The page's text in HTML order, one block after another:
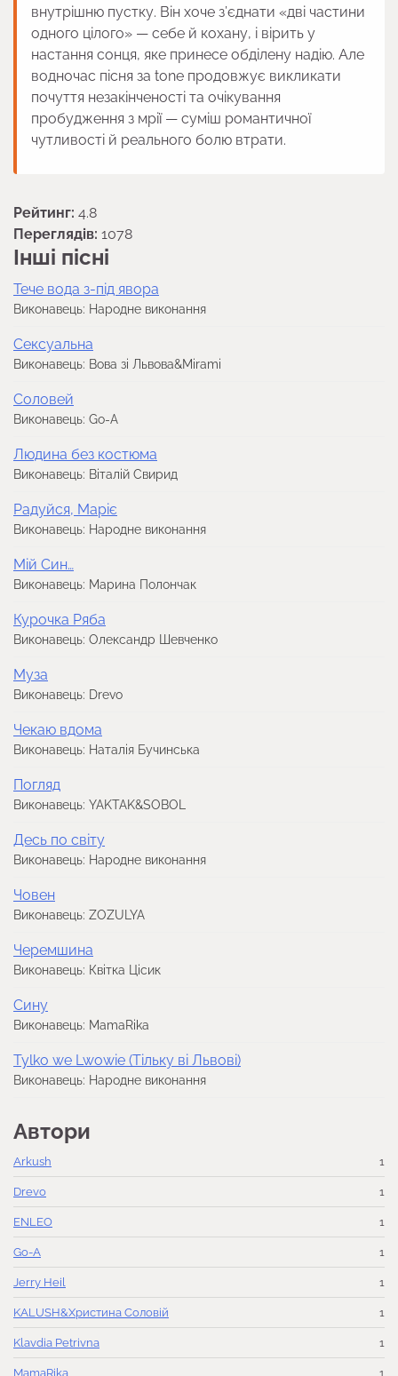
внутрішню пустку. Він хоче з’єднати «дві частини
одного цілого» — себе й кохану, і вірить у
настання сонця, яке принесе обділену надію. Але
водночас пісня за tone продовжує викликати
почуття незакінченості та очікування
пробудження з мрії — суміш романтичної
чутливості й реального болю втрати.
Рейтинг: 4.8
Переглядів: 1078
Інші пісні
Тече вода з-під явора
Виконавець: Народне виконання
Сексуальна
Виконавець: Вова зі Львова&Mirami
Соловей
Виконавець: Go-A
Людина без костюма
Виконавець: Віталій Свирид
Радуйся, Маріє
Виконавець: Народне виконання
Мій Син…
Виконавець: Марина Полончак
Курочка Ряба
Виконавець: Олександр Шевченко
Муза
Виконавець: Drevo
Чекаю вдома
Виконавець: Наталія Бучинська
Погляд
Виконавець: YAKTAK&SOBOL
Десь по світу
Виконавець: Народне виконання
Човен
Виконавець: ZOZULYA
Черемшина
Виконавець: Квітка Цісик
Сину
Виконавець: MamaRika
Tylko we Lwowie (Тільку ві Львові)
Виконавець: Народне виконання
Автори
Arkush 1
Drevo 1
ENLEO 1
Go-A 1
Jerry Heil 1
KALUSH&Христина Соловій 1
Klavdia Petrivna 1
MamaRika 1